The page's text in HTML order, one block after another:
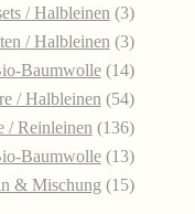
/ Halbleinen (3)
/ Halbleinen (3)
Baumwolle (14)
/ Halbleinen (54)
/ Reinleinen (136)
Baumwolle (13)
& Mischung (15)